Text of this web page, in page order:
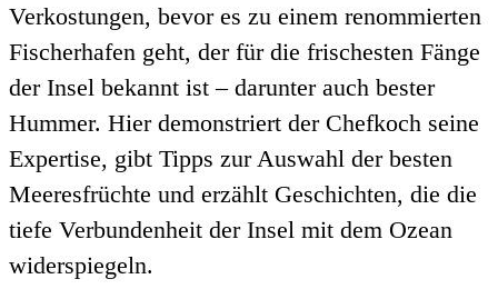
Verkostungen, bevor es zu einem renommierten
Fischerhafen geht, der für die frischesten Fänge
der Insel bekannt ist – darunter auch bester
Hummer. Hier demonstriert der Chefkoch seine
Expertise, gibt Tipps zur Auswahl der besten
Meeresfrüchte und erzählt Geschichten, die die
tiefe Verbundenheit der Insel mit dem Ozean
widerspiegeln.